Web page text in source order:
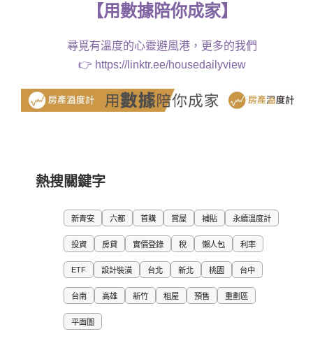
【用數據陪你成家】
尋覓有溫度的心靈避風港，更多的我們
👉 https://linktr.ee/housedailyview
熱搜關鍵字
新青安 六都 首購 賞屋 補貼 永續溫度計
投資 房貸 實價登錄 稅 懶人包 利率
ETF 設計裝潢 台北 新北 桃園 台中
台南 高雄 新竹 租屋 預售 重劃區
平面圖